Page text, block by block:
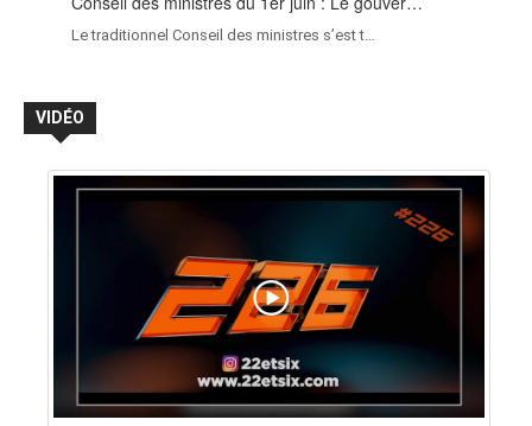
Le traditionnel Conseil des ministres s’est t…
VIDÉO